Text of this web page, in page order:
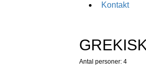
Kontakt
Antal personer: 4